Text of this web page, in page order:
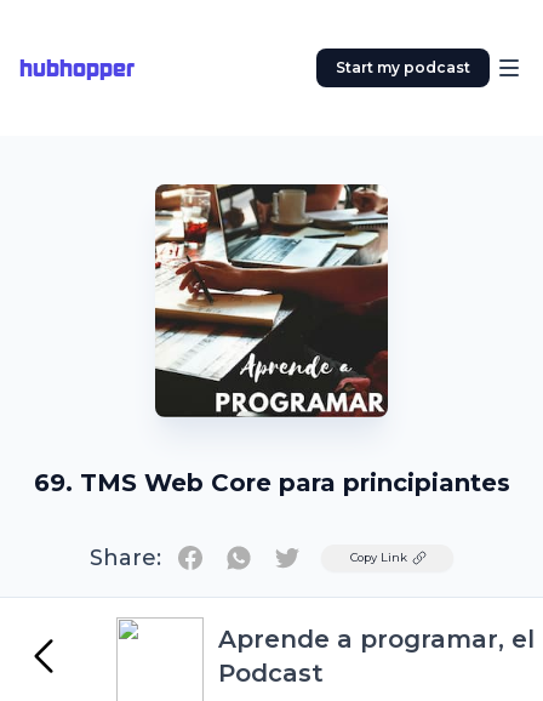
hubhopper Start my podcast
69. TMS Web Core para principiantes
Share: TwitterCopy Link
Aprende a programar, el
Podcast